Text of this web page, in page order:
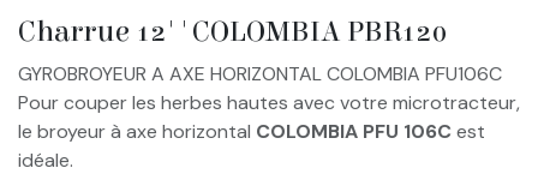
Charrue 12''COLOMBIA PBR120
GYROBROYEUR A AXE HORIZONTAL COLOMBIA PFU106C
Pour couper les herbes hautes avec votre microtracteur,
le broyeur à axe horizontal COLOMBIA PFU 106C est
idéale.